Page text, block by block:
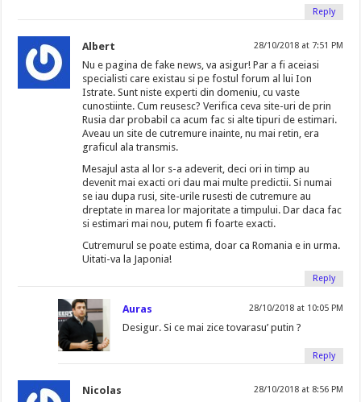
Reply
Albert 28/10/2018 at 7:51 PM
Nu e pagina de fake news, va asigur! Par a fi aceiasi
specialisti care existau si pe fostul forum al lui Ion
Istrate. Sunt niste experti din domeniu, cu vaste
cunostiinte. Cum reusesc? Verifica ceva site-uri de prin
Rusia dar probabil ca acum fac si alte tipuri de estimari.
Aveau un site de cutremure inainte, nu mai retin, era
graficul ala transmis.
Mesajul asta al lor s-a adeverit, deci ori in timp au
devenit mai exacti ori dau mai multe predictii. Si numai
se iau dupa rusi, site-urile rusesti de cutremure au
dreptate in marea lor majoritate a timpului. Dar daca fac
si estimari mai nou, putem fi foarte exacti.
Cutremurul se poate estima, doar ca Romania e in urma.
Uitati-va la Japonia!
Reply
Auras 28/10/2018 at 10:05 PM
Desigur. Si ce mai zice tovarasu’ putin ?
Reply
Nicolas 28/10/2018 at 8:56 PM